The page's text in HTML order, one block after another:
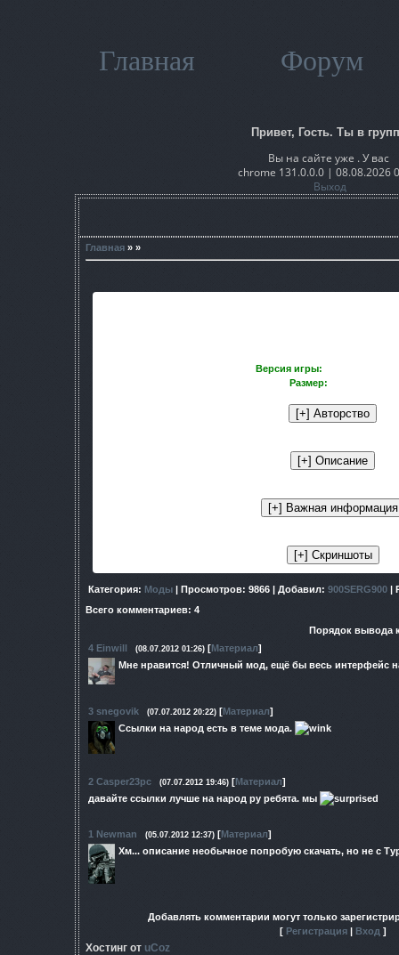
Главная Форум
Привет, Гость. Ты в
Вы на сайте уже . У вас
chrome 131.0.0.0 | 08.08.2026
Выход
Главная » »
Версия игры:
Размер:
Категория: Моды | Просмотров: 9866 | Добавил: 900SERG900 |
Всего комментариев: 4
Порядок вывода
4 Einwill (08.07.2012 01:26) [Материал]
Мне нравится! Отличный мод, ещё бы весь интерфейс
3 snegovik (07.07.2012 20:22) [Материал]
Ссылки на народ есть в теме мода.
2 Casper23pc (07.07.2012 19:46) [Материал]
давайте ссылки лучше на народ ру ребята. мы
1 Newman (05.07.2012 12:37) [Материал]
Хм... описание необычное попробую скачать, но не с
Добавлять комментарии могут только
[ Регистрация | Вход ]
Хостинг от uCoz